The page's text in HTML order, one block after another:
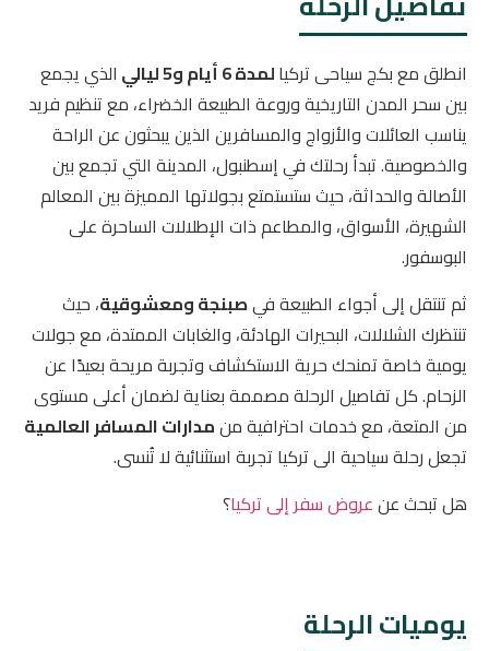
انطلق مع بكج سياحى تركيالمدة 6 أيام و5 ليالي
الذي يجمع
بين سحر المدن التاريخية وروعة الطبيعة الخضراء، مع تنظيم فريد
يناسب العائلات والأزواج والمسافرين الذين يبحثون عن الراحة
والخصوصية. تبدأ رحلتك في إسطنبول، المدينة التي تجمع بين
الأصالة والحداثة، حيث ستستمتع بجولاتها المميزة بين المعالم
الشهيرة، الأسواق، والمطاعم ذات الإطلالات الساحرة على
البوسفور.
ثم تنتقل إلى أجواء الطبيعة فيصبنجة ومعشوقية، حيث
تنتظرك الشلالات، البحيرات الهادئة، والغابات الممتدة، مع جولات
يومية خاصة تمنحك حرية الاستكشاف وتجربة مريحة بعيدًا عن
الزحام. كل تفاصيل الرحلة مصممة بعناية لضمان أعلى مستوى
من المتعة، مع خدمات احترافية منمدارات المسافر العالمية
تجعل رحلة سياحية الى تركيا تجربة استثنائية لا تُنسى.
هل تبحث عنعروض سفر إلى تركيا؟
يوميات الرحلة